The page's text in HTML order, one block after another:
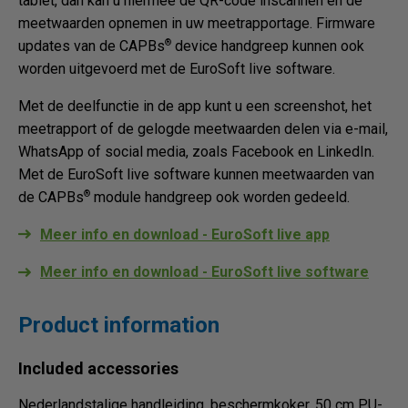
meetwaarden opnemen in uw meetrapportage. Firmware
updates van de CAPBs® device handgreep kunnen ook
worden uitgevoerd met de EuroSoft live software.
Met de deelfunctie in de app kunt u een screenshot, het
meetrapport of de gelogde meetwaarden delen via e-mail,
WhatsApp of social media, zoals Facebook en LinkedIn.
Met de EuroSoft live software kunnen meetwaarden van
de CAPBs® module handgreep ook worden gedeeld.
Meer info en download - EuroSoft live app
Meer info en download - EuroSoft live software
Product information
Included accessories